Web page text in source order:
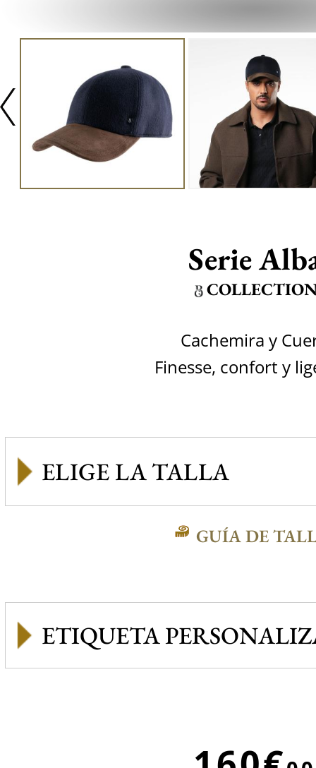
Serie
Cachemira y
Finesse, confort y
GUÍA DE
ETIQUETA